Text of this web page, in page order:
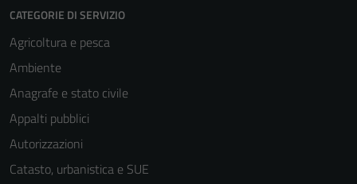
CATEGORIE DI SERVIZIO
Agricoltura e pesca
Ambiente
Anagrafe e stato civile
Appalti pubblici
Autorizzazioni
Catasto, urbanistica e SUE